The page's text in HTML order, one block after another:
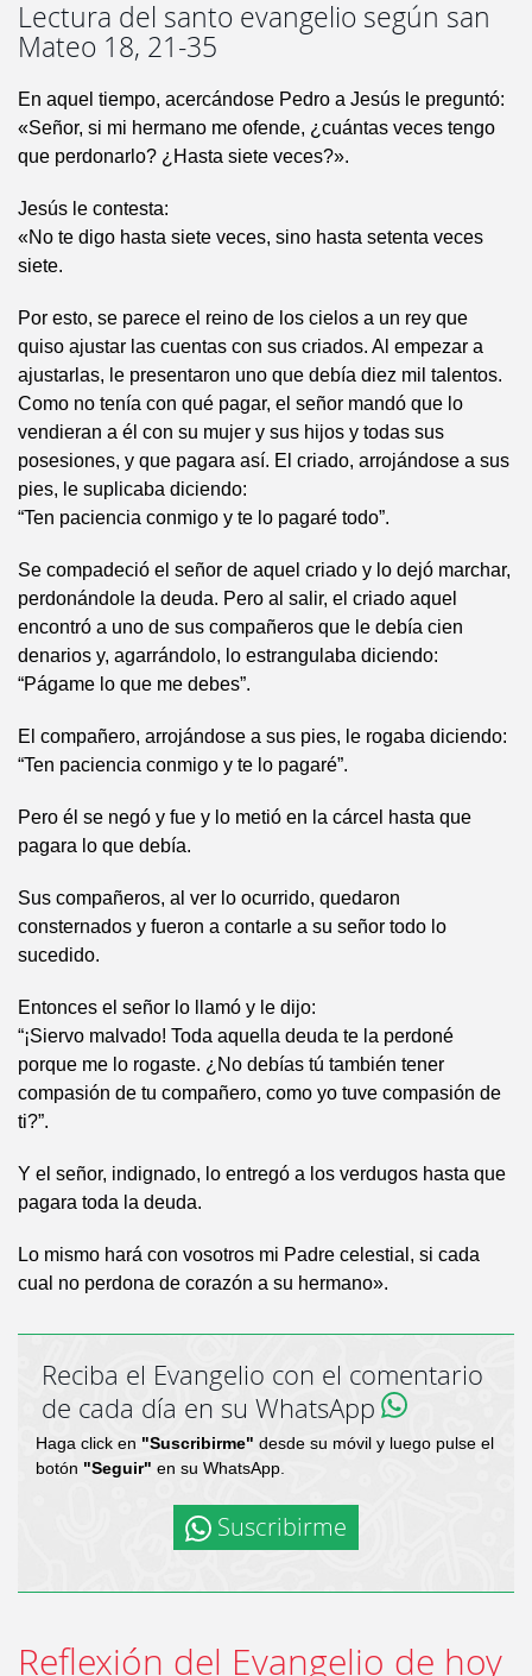
Lectura del santo evangelio según san
Mateo 18, 21-35
En aquel tiempo, acercándose Pedro a Jesús le preguntó:
«Señor, si mi hermano me ofende, ¿cuántas veces tengo
que perdonarlo? ¿Hasta siete veces?».
Jesús le contesta:
«No te digo hasta siete veces, sino hasta setenta veces
siete.
Por esto, se parece el reino de los cielos a un rey que
quiso ajustar las cuentas con sus criados. Al empezar a
ajustarlas, le presentaron uno que debía diez mil talentos.
Como no tenía con qué pagar, el señor mandó que lo
vendieran a él con su mujer y sus hijos y todas sus
posesiones, y que pagara así. El criado, arrojándose a sus
pies, le suplicaba diciendo:
“Ten paciencia conmigo y te lo pagaré todo”.
Se compadeció el señor de aquel criado y lo dejó marchar,
perdonándole la deuda. Pero al salir, el criado aquel
encontró a uno de sus compañeros que le debía cien
denarios y, agarrándolo, lo estrangulaba diciendo:
“Págame lo que me debes”.
El compañero, arrojándose a sus pies, le rogaba diciendo:
“Ten paciencia conmigo y te lo pagaré”.
Pero él se negó y fue y lo metió en la cárcel hasta que
pagara lo que debía.
Sus compañeros, al ver lo ocurrido, quedaron
consternados y fueron a contarle a su señor todo lo
sucedido.
Entonces el señor lo llamó y le dijo:
“¡Siervo malvado! Toda aquella deuda te la perdoné
porque me lo rogaste. ¿No debías tú también tener
compasión de tu compañero, como yo tuve compasión de
ti?”.
Y el señor, indignado, lo entregó a los verdugos hasta que
pagara toda la deuda.
Lo mismo hará con vosotros mi Padre celestial, si cada
cual no perdona de corazón a su hermano».
Reciba el Evangelio con el comentario
de cada día en su WhatsApp
Haga click en "Suscribirme" desde su móvil y luego pulse el
botón "Seguir" en su WhatsApp.
Suscribirme
Reflexión del Evangelio de hoy